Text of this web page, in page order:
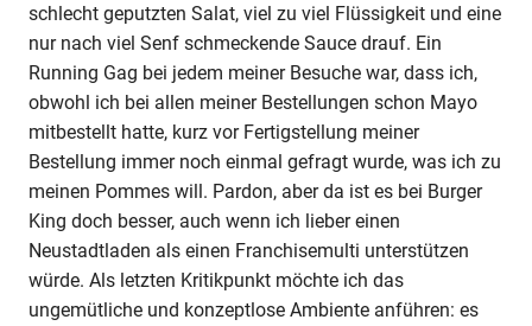
schlecht geputzten Salat, viel zu viel Flüssigkeit und eine
nur nach viel Senf schmeckende Sauce drauf. Ein
Running Gag bei jedem meiner Besuche war, dass ich,
obwohl ich bei allen meiner Bestellungen schon Mayo
mitbestellt hatte, kurz vor Fertigstellung meiner
Bestellung immer noch einmal gefragt wurde, was ich zu
meinen Pommes will. Pardon, aber da ist es bei Burger
King doch besser, auch wenn ich lieber einen
Neustadtladen als einen Franchisemulti unterstützen
würde. Als letzten Kritikpunkt möchte ich das
ungemütliche und konzeptlose Ambiente anführen: es